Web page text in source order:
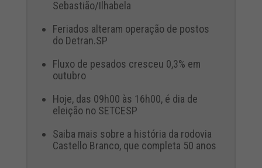
Sebastião/Ilhabela
Feriados alteram operação de postos
do Detran.SP
Fluxo de pesados cresceu 0,3% em
outubro
Hoje, das 09h00 às 16h00, é dia de
eleição no SETCESP
Saiba mais sobre a história da rodovia
Castello Branco, que completa 50 anos